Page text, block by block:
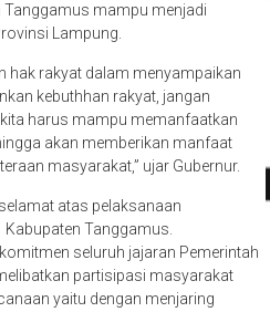
Tanggamus mampu menjadi
Lampung.
hak rakyat dalam menyampaikan
kebuthhan rakyat, jangan
harus mampu memanfaatkan
akan memberikan manfaat
masyarakat,” ujar Gubernur.
atas pelaksanaan
Kabupaten Tanggamus.
seluruh jajaran Pemerintah
partisipasi masyarakat
yaitu dengan menjaring